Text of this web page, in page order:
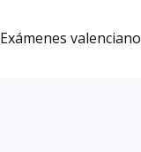
Exámenes valenciano